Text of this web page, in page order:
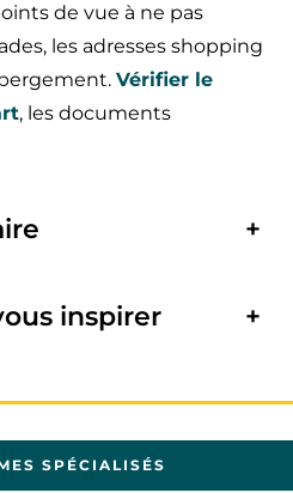
de vue à ne pas
les adresses shopping
Vérifier le
, les documents
+
inspirer +
SPÉCIALISÉS